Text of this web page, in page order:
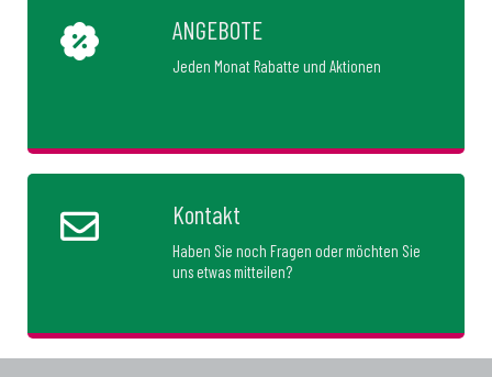
ANGEBOTE
Jeden Monat Rabatte und Aktionen
Kontakt
Haben Sie noch Fragen oder möchten Sie
uns etwas mitteilen?